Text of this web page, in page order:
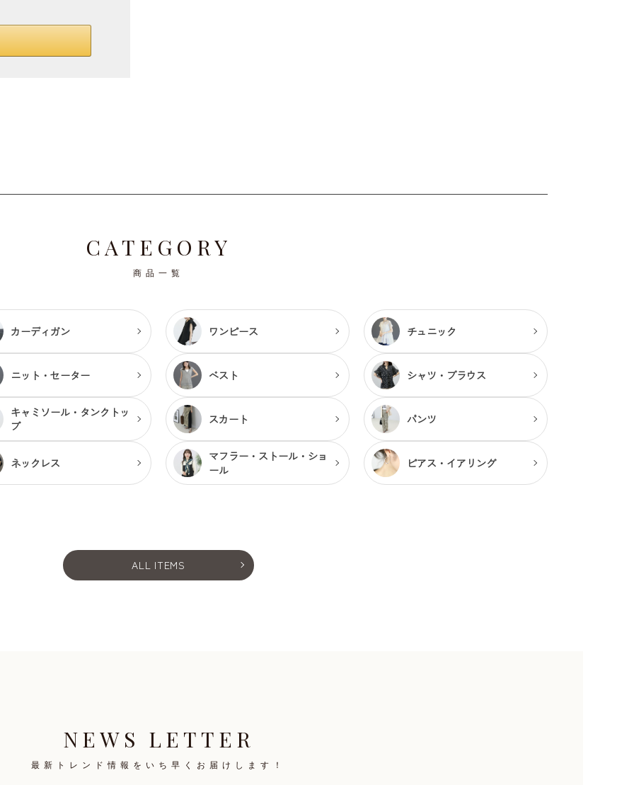
CATEGORY
商品一覧
カーディガン ワンピース チュニック
ニット・セーター ベスト シャツ・ブラウス
キャミソール・ タンクトッ
プ
スカート パンツ
ネックレス
マフラー・ストール・ショ
ール
ピアス・ イアリング
ALL ITEMS
NEWS LETTER
最新トレンド情報を いち早くお届けします！